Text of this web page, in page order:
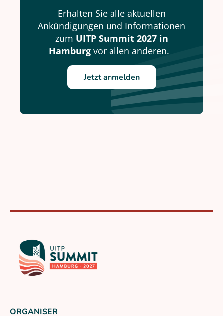
Erhalten Sie alle aktuellen
Ankündigungen und Informationen
zum UITP Summit 2027 in
Hamburg vor allen anderen.
Jetzt anmelden
ORGANISER